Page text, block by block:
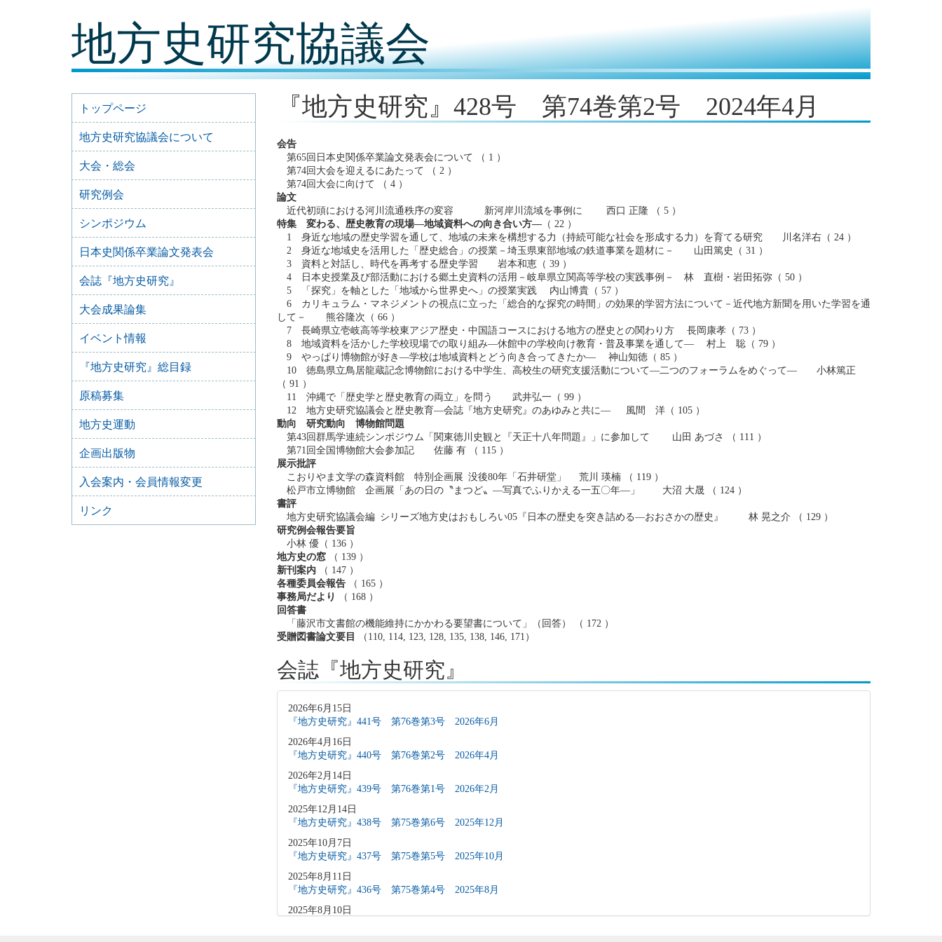
地方史研究協議会
『地方史研究』428号 第74巻第2号 2024年4月
会告
第65回日本史関係卒業論文発表会について （ 1 ）
第74回大会を迎えるにあたって （ 2 ）
第74回大会に向けて （ 4 ）
論文
近代初頭における河川流通秩序の変容 新河岸川流域を事例に 西口 正隆 （ 5 ）
特集 変わる、歴史教育の現場―地域資料への向き合い方―（ 22 ）
1 身近な地域の歴史学習を通して、地域の未来を構想する力（持続可能な社会を形成する力）を育てる研究 川名洋右（ 24 ）
2 身近な地域史を活用した「歴史総合」の授業－埼玉県東部地域の鉄道事業を題材に－ 山田篤史（ 31 ）
3 資料と対話し、時代を再考する歴史学習 岩本和恵（ 39 ）
4 日本史授業及び部活動における郷土史資料の活用－岐阜県立関高等学校の実践事例－ 林 直樹・岩田拓弥（ 50 ）
5 「探究」を軸とした「地域から世界史へ」の授業実践 内山博貴（ 57 ）
6 カリキュラム・マネジメントの視点に立った「総合的な探究の時間」の効果的学習方法について－近代地方新聞を用いた学習を通
して－ 熊谷隆次（ 66 ）
7 長崎県立壱岐高等学校東アジア歴史・中国語コースにおける地方の歴史との関わり方 長岡康孝（ 73 ）
8 地域資料を活かした学校現場での取り組み―休館中の学校向け教育・普及事業を通して― 村上 聡（ 79 ）
9 やっぱり博物館が好き―学校は地域資料とどう向き合ってきたか― 神山知徳（ 85 ）
10 徳島県立鳥居龍蔵記念博物館における中学生、高校生の研究支援活動について―二つのフォーラムをめぐって― 小林篤正
（ 91 ）
11 沖縄で「歴史学と歴史教育の両立」を問う 武井弘一（ 99 ）
12 地方史研究協議会と歴史教育―会誌『地方史研究』のあゆみと共に― 風間 洋（ 105 ）
動向 研究動向 博物館問題
第43回群馬学連続シンポジウム「関東徳川史観と『天正十八年問題』」に参加して 山田 あづさ （ 111 ）
第71回全国博物館大会参加記 佐藤 有 （ 115 ）
展示批評
こおりやま文学の森資料館 特別企画展 没後80年「石井研堂」 荒川 瑛楠 （ 119 ）
松戸市立博物館 企画展「あの日の〝まつど〟―写真でふりかえる一五〇年―」 大沼 大晟 （ 124 ）
書評
地方史研究協議会編 シリーズ地方史はおもしろい05『日本の歴史を突き詰める―おおさかの歴史』 林 晃之介 （ 129 ）
研究例会報告要旨
小林 優（ 136 ）
地方史の窓（ 139 ）
新刊案内 （ 147 ）
各種委員会報告（ 165 ）
事務局だより
（ 168 ）
回答書
「藤沢市文書館の機能維持にかかわる要望書について」（回答） （ 172 ）
受贈図書論文要目
（110, 114, 123, 128, 135, 138, 146, 171）
会誌『地方史研究』
2026年6月15日
『地方史研究』441号 第76巻第3号 2026年6月
2026年4月16日
『地方史研究』440号 第76巻第2号 2026年4月
2026年2月14日
『地方史研究』439号 第76巻第1号 2026年2月
2025年12月14日
『地方史研究』438号 第75巻第6号 2025年12月
2025年10月7日
『地方史研究』437号 第75巻第5号 2025年10月
2025年8月11日
『地方史研究』436号 第75巻第4号 2025年8月
2025年8月10日
トップページ
地方史研究協議会について
大会・総会
研究例会
シンポジウム
日本史関係卒業論文発表会
会誌『地方史研究』
大会成果論集
イベント情報
『地方史研究』総目録
原稿募集
地方史運動
企画出版物
入会案内・会員情報変更
リンク